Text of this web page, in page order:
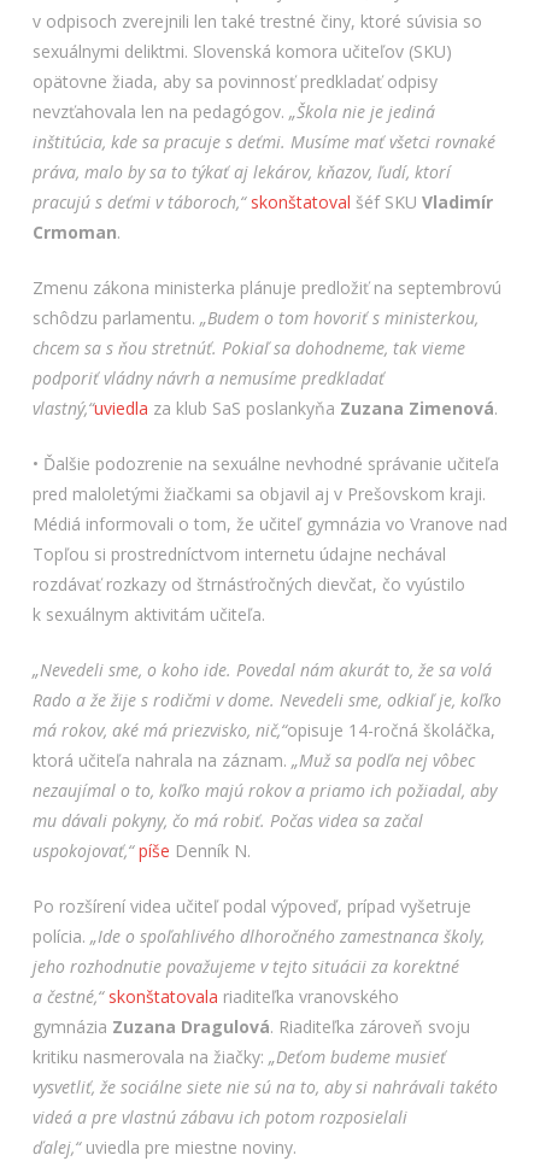
v odpisoch zverejnili len také trestné činy, ktoré súvisia so
sexuálnymi deliktmi. Slovenská komora učiteľov (SKU)
opätovne žiada, aby sa povinnosť predkladať odpisy
nevzťahovala len na pedagógov. „Škola nie je jediná
inštitúcia, kde sa pracuje s deťmi. Musíme mať všetci rovnaké
práva, malo by sa to týkať aj lekárov, kňazov, ľudí, ktorí
pracujú s deťmi v táboroch,“ skonštatoval šéf SKU Vladimír
Crmoman.
Zmenu zákona ministerka plánuje predložiť na septembrovú
schôdzu parlamentu. „Budem o tom hovoriť s ministerkou,
chcem sa s ňou stretnúť. Pokiaľ sa dohodneme, tak vieme
podporiť vládny návrh a nemusíme predkladať
vlastný,“uviedla za klub SaS poslankyňa Zuzana Zimenová.
• Ďalšie podozrenie na sexuálne nevhodné správanie učiteľa
pred maloletými žiačkami sa objavil aj v Prešovskom kraji.
Médiá informovali o tom, že učiteľ gymnázia vo Vranove nad
Topľou si prostredníctvom internetu údajne nechával
rozdávať rozkazy od štrnásťročných dievčat, čo vyústilo
k sexuálnym aktivitám učiteľa.
„Nevedeli sme, o koho ide. Povedal nám akurát to, že sa volá
Rado a že žije s rodičmi v dome. Nevedeli sme, odkiaľ je, koľko
má rokov, aké má priezvisko, nič,“opisuje 14-ročná školáčka,
ktorá učiteľa nahrala na záznam. „Muž sa podľa nej vôbec
nezaujímal o to, koľko majú rokov a priamo ich požiadal, aby
mu dávali pokyny, čo má robiť. Počas videa sa začal
uspokojovať,“ píše Denník N.
Po rozšírení videa učiteľ podal výpoveď, prípad vyšetruje
polícia. „Ide o spoľahlivého dlhoročného zamestnanca školy,
jeho rozhodnutie považujeme v tejto situácii za korektné
a čestné,“ skonštatovala riaditeľka vranovského
gymnázia Zuzana Dragulová. Riaditeľka zároveň svoju
kritiku nasmerovala na žiačky: „Deťom budeme musieť
vysvetliť, že sociálne siete nie sú na to, aby si nahrávali takéto
videá a pre vlastnú zábavu ich potom rozposielali
ďalej,“uviedla pre miestne noviny.